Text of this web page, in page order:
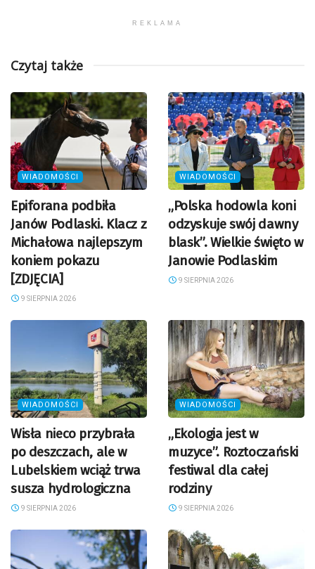
REKLAMA
Czytaj także
WIADOMOŚCI
Epiforana podbiła
Janów Podlaski. Klacz z
Michałowa najlepszym
koniem pokazu
[ZDJĘCIA]
9 SIERPNIA 2026
WIADOMOŚCI
„Polska hodowla koni
odzyskuje swój dawny
blask”. Wielkie święto w
Janowie Podlaskim
9 SIERPNIA 2026
WIADOMOŚCI
Wisła nieco przybrała
po deszczach, ale w
Lubelskiem wciąż trwa
susza hydrologiczna
9 SIERPNIA 2026
WIADOMOŚCI
„Ekologia jest w
muzyce”. Roztoczański
festiwal dla całej
rodziny
9 SIERPNIA 2026